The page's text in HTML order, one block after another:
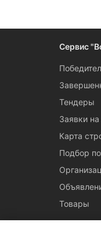
Сервис
Тендеры
Заявки
Карта
Подбор
Товары